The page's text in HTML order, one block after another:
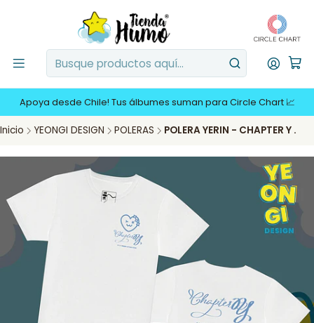
Apoya desde Chile! Tus álbumes suman para Circle Chart 📈
Inicio YEONGI DESIGN POLERAS POLERA YERIN - CHAPTER Y .